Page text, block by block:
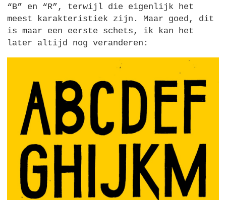
“B” en “R”, terwijl die eigenlijk het
meest karakteristiek zijn. Maar goed, dit
is maar een eerste schets, ik kan het
later altijd nog veranderen: